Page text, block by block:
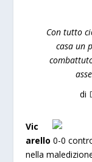
Con tutto
casa un
di
Vic
arello0-0
nella